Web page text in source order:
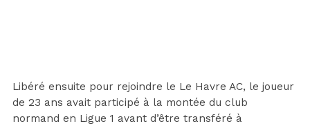
Libéré ensuite pour rejoindre le Le Havre AC, le joueur
de 23 ans avait participé à la montée du club
normand en Ligue 1 avant d’être transféré à